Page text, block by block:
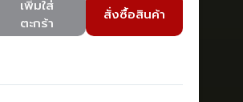
เพิ่มใส่
ตะกร้า
สั่งซื้อสินค้า